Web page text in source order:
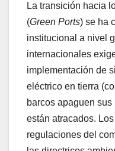
La transición hacia
(Green Ports) se ha
institucional a nivel
internacionales
implementación de
eléctrico en tierra
barcos apaguen
están atracados.
regulaciones del